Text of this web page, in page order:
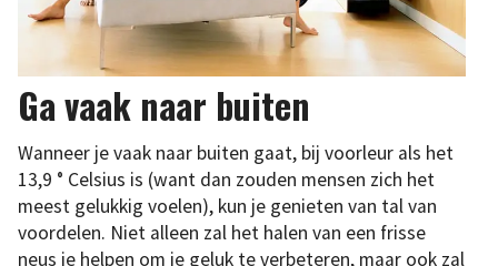
Ga vaak naar buiten
Wanneer je vaak naar buiten gaat, bij voorleur als het
13,9 ° Celsius is (want dan zouden mensen zich het
meest gelukkig voelen), kun je genieten van tal van
voordelen. Niet alleen zal het halen van een frisse
neus je helpen om je geluk te verbeteren, maar ook zal